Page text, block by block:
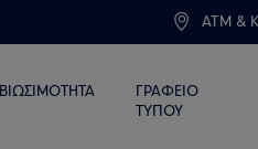
ATM &
ΒΙΩΣΙΜΟΤΗΤΑ
ΓΡΑΦΕΙΟ
ΤΥΠΟΥ